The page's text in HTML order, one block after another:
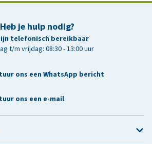
Heb je hulp nodig?
telefonisch bereikbaar
t/m vrijdag: 08:30 - 13:00 uur
ons een WhatsApp bericht
ons een e-mail